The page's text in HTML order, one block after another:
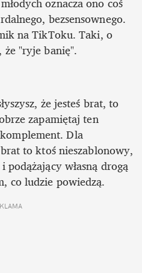
bezsensownego.
na TikToku. Taki, o
"ryje banię".
że jesteś brat, to
zapamiętaj ten
Dla
to ktoś nieszablonowy,
własną drogą
co ludzie powiedzą.